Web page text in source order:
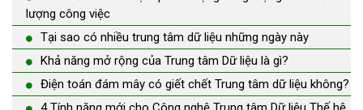
lượng công việc
Tại sao có nhiều trung tâm dữ liệu những ngày này
Khả năng mở rộng của Trung tâm Dữ liệu là gì?
Điện toán đám mây có giết chết Trung tâm dữ liệu không?